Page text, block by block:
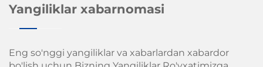
Yangiliklar xabarnomasi
Eng so'nggi yangiliklar va xabarlardan xabardor